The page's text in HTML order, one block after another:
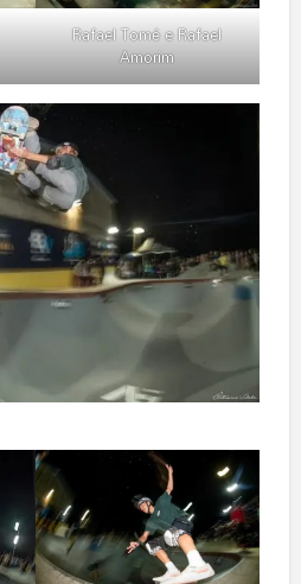
Rafael Tomé e Rafael
Amorim